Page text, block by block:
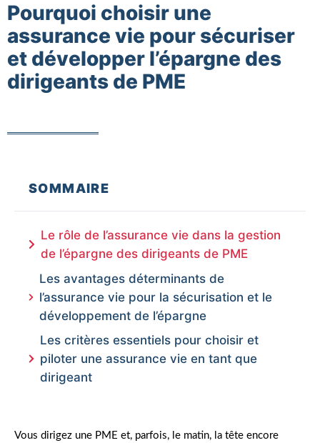
Pourquoi choisir une
assurance vie pour sécuriser
et développer l’épargne des
dirigeants de PME
SOMMAIRE
Le rôle de l’assurance vie dans la gestion
de l’épargne des dirigeants de PME
Les avantages déterminants de
l’assurance vie pour la sécurisation et le
développement de l’épargne
Les critères essentiels pour choisir et
piloter une assurance vie en tant que
dirigeant
Vous dirigez une PME et, parfois, le matin, la tête encore